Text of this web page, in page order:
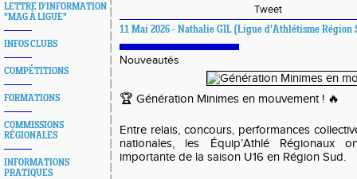
LETTRE D'INFORMATION
"MAG À LIGUE"
INFOS CLUBS
COMPÉTITIONS
FORMATIONS
COMMISSIONS
RÉGIONALES
INFORMATIONS
PRATIQUES
Tweet
11 Mai 2026 - Nathalie GIL (Ligue d'Athlétisme Région
Nouveautés
🏆 Génération Minimes en mouvement ! 🔥
Entre relais, concours, performances
nationales, les Équip’Athlé Régionaux
importante de la saison U16 en Région Sud.